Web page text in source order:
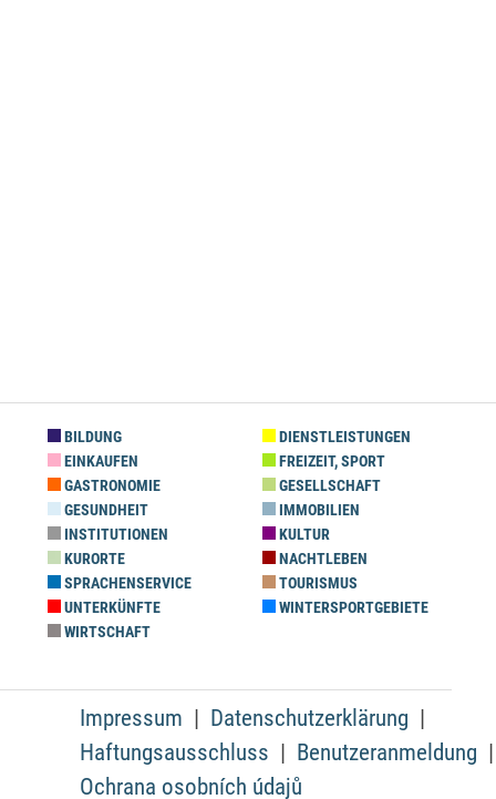
BILDUNG
DIENSTLEISTUNGEN
EINKAUFEN
FREIZEIT, SPORT
GASTRONOMIE
GESELLSCHAFT
GESUNDHEIT
IMMOBILIEN
INSTITUTIONEN
KULTUR
KURORTE
NACHTLEBEN
SPRACHENSERVICE
TOURISMUS
UNTERKÜNFTE
WINTERSPORTGEBIETE
WIRTSCHAFT
Impressum
Datenschutzerklärung
Haftungsausschluss
Benutzeranmeldung
Ochrana osobních údajů